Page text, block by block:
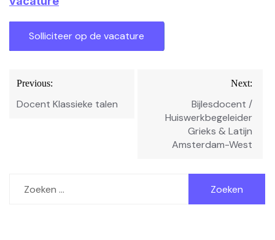
Bericht
navigatie
Previous:
Docent Klassieke talen
Next:
Bijlesdocent /
Huiswerkbegeleider
Grieks & Latijn
Amsterdam-West
naar: